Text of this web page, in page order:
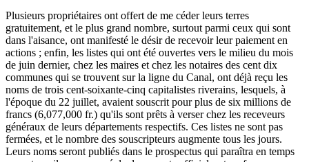
Plusieurs propriétaires ont offert de me céder leurs terres
gratuitement, et le plus grand nombre, surtout parmi ceux qui sont
dans l'aisance, ont manifesté le désir de recevoir leur paiement en
actions ; enfin, les listes qui ont été ouvertes vers le milieu du mois
de juin dernier, chez les maires et chez les notaires des cent dix
communes qui se trouvent sur la ligne du Canal, ont déjà reçu les
noms de trois cent-soixante-cinq capitalistes riverains, lesquels, à
l'époque du 22 juillet, avaient souscrit pour plus de six millions de
francs (6,077,000 fr.) qu'ils sont prêts à verser chez les receveurs
généraux de leurs départements respectifs. Ces listes ne sont pas
fermées, et le nombre des souscripteurs augmente tous les jours.
Leurs noms seront publiés dans le prospectus qui paraîtra en temps